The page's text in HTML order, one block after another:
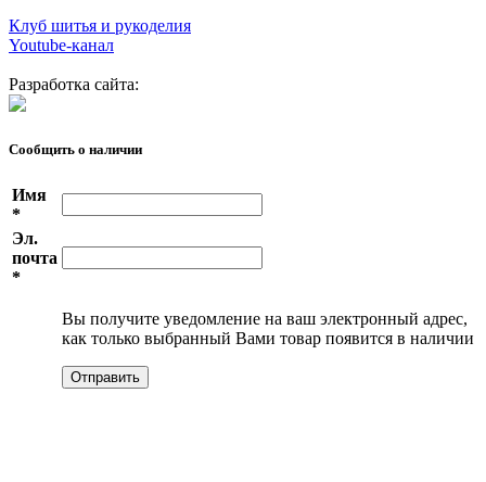
Клуб шитья и рукоделия
Youtube-канал
Разработка сайта:
Сообщить о наличии
Имя
*
Эл.
почта
*
Вы получите уведомление на ваш электронный адрес,
как только выбранный Вами товар появится в наличии